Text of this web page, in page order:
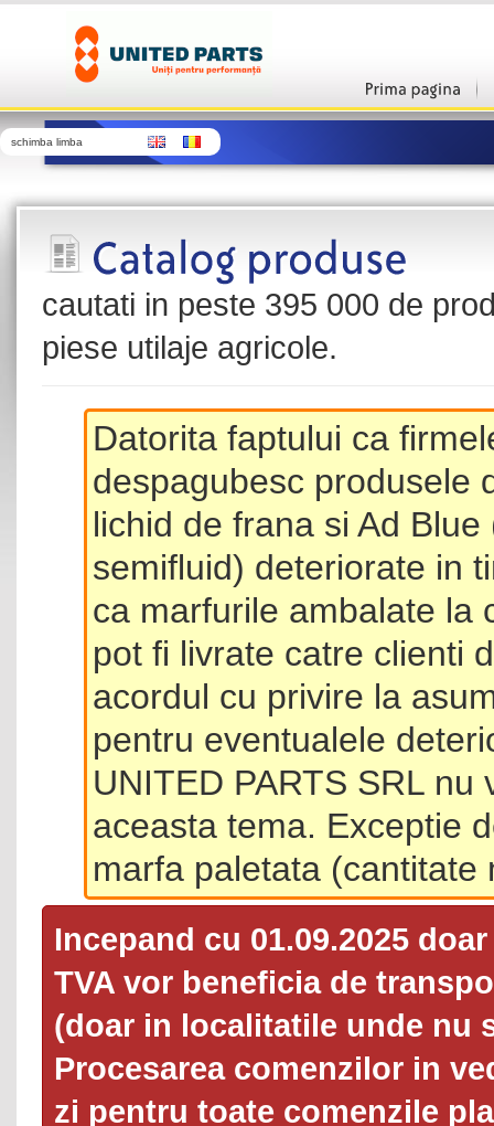
schimba limba
cautati in peste 395 000 de
piese utilaje agricole.
Datorita faptului ca
despagubesc produsele
lichid de frana si Ad
semifluid) deteriorate in
ca marfurile ambalate la
pot fi livrate catre clienti
acordul cu privire la
pentru eventualele
UNITED PARTS SRL
aceasta tema. Exceptie
marfa paletata (cantitate
Incepand cu 01.09.2025
TVA vor beneficia de
(doar in localitatile unde nu
Procesarea comenzilor in
zi pentru toate comenzile